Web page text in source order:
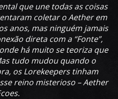
que une todas as coisas
coletar o Aether em
anos, mas ninguém jamais
direta com a “Fonte”,
há muito se teoriza que
tudo mudou quando o
os Lorekeepers tinham
reino misterioso – Aether